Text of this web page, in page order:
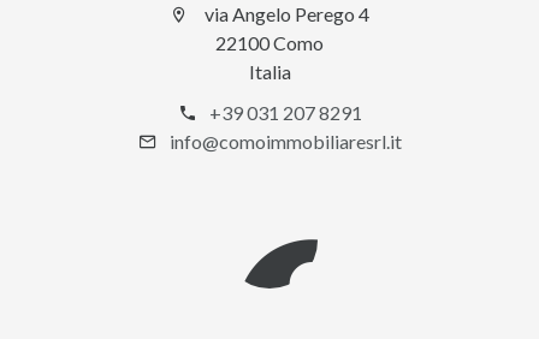
via Angelo Perego 4
22100 Como
Italia
+39 031 207 8291
info@comoimmobiliaresrl.it